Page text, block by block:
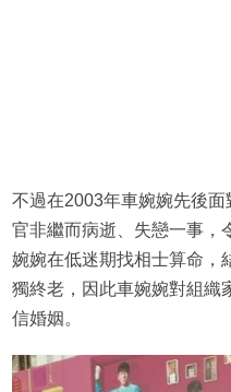
不過在2003年車婉婉先後
官非繼而病逝、失戀一事，
婉婉在低迷期找相士算命，
獨終老，因此車婉婉對組織
信婚姻。